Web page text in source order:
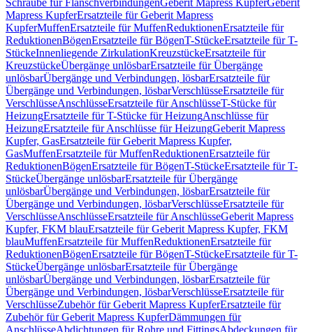
Schraube für FlanschverbindungenGeberit Mapress KupferGeberit
Mapress KupferErsatzteile für Geberit Mapress
KupferMuffenErsatzteile für MuffenReduktionenErsatzteile für
ReduktionenBögenErsatzteile für BögenT-StückeErsatzteile für T-
StückeInnenliegende ZirkulationKreuzstückeErsatzteile für
KreuzstückeÜbergänge unlösbarErsatzteile für Übergänge
unlösbarÜbergänge und Verbindungen, lösbarErsatzteile für
Übergänge und Verbindungen, lösbarVerschlüsseErsatzteile für
VerschlüsseAnschlüsseErsatzteile für AnschlüsseT-Stücke für
HeizungErsatzteile für T-Stücke für HeizungAnschlüsse für
HeizungErsatzteile für Anschlüsse für HeizungGeberit Mapress
Kupfer, GasErsatzteile für Geberit Mapress Kupfer,
GasMuffenErsatzteile für MuffenReduktionenErsatzteile für
ReduktionenBögenErsatzteile für BögenT-StückeErsatzteile für T-
StückeÜbergänge unlösbarErsatzteile für Übergänge
unlösbarÜbergänge und Verbindungen, lösbarErsatzteile für
Übergänge und Verbindungen, lösbarVerschlüsseErsatzteile für
VerschlüsseAnschlüsseErsatzteile für AnschlüsseGeberit Mapress
Kupfer, FKM blauErsatzteile für Geberit Mapress Kupfer, FKM
blauMuffenErsatzteile für MuffenReduktionenErsatzteile für
ReduktionenBögenErsatzteile für BögenT-StückeErsatzteile für T-
StückeÜbergänge unlösbarErsatzteile für Übergänge
unlösbarÜbergänge und Verbindungen, lösbarErsatzteile für
Übergänge und Verbindungen, lösbarVerschlüsseErsatzteile für
VerschlüsseZubehör für Geberit Mapress KupferErsatzteile für
Zubehör für Geberit Mapress KupferDämmungen für
AnschlüsseAbdichtungen für Rohre und FittingsAbdeckungen für